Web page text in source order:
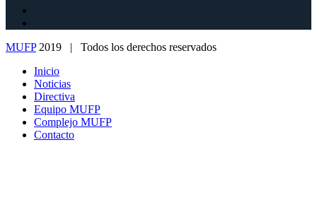
MUFP2019 | Todos los derechos reservados
Inicio
Noticias
Directiva
Equipo MUFP
Complejo MUFP
Contacto